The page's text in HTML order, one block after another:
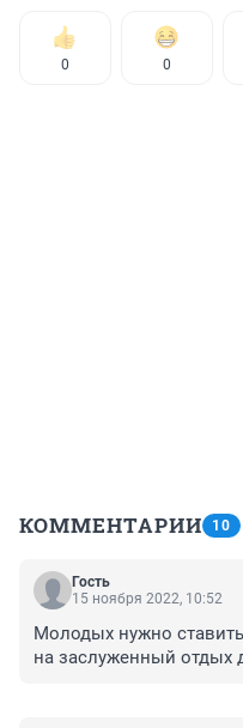
0 0
КОММЕНТАРИИ 10
Гость
15 ноября 2022, 10:52
Молодых нужно
на заслуженный отдых